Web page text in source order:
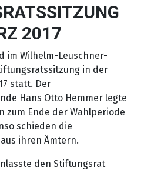
2017
im Wilhelm-Leuschner-
in der
statt. Der
Hans Otto Hemmer legte
zum Ende der Wahlperiode
schieden die
ihren Ämtern.
den Stiftungsrat